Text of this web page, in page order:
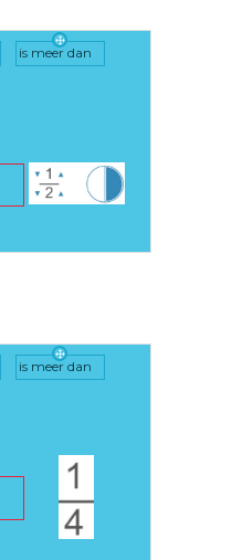
is meer dan
is meer dan